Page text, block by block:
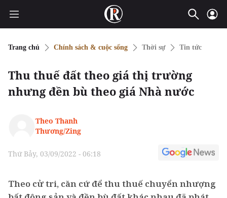
Trang chủ Chính sách & cuộc sống Thời sự Tin tức
Thu thuế đất theo giá thị trường
nhưng đền bù theo giá Nhà nước
Theo Thanh
Thương/Zing
Thứ Bảy, 03/09/2022 - 06:18
Theo cử tri, căn cứ để thu thuế chuyển nhượng